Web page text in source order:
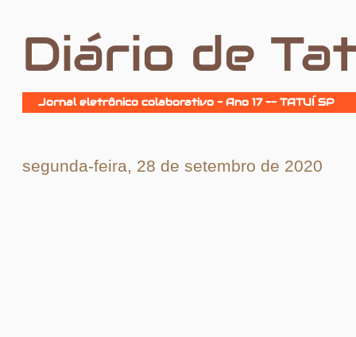
Diário de
Jornal eletrônico colaborativo - Ano 17 -- TATUÍ SP
segunda-feira, 28 de setembro de 2020